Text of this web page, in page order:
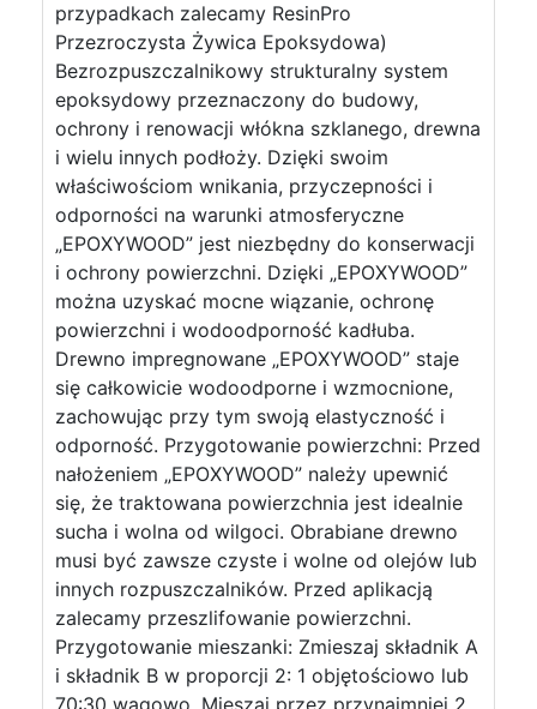
przypadkach zalecamy ResinPro
Przezroczysta Żywica Epoksydowa)
Bezrozpuszczalnikowy strukturalny system
epoksydowy przeznaczony do budowy,
ochrony i renowacji włókna szklanego, drewna
i wielu innych podłoży. Dzięki swoim
właściwościom wnikania, przyczepności i
odporności na warunki atmosferyczne
„EPOXYWOOD” jest niezbędny do konserwacji
i ochrony powierzchni. Dzięki „EPOXYWOOD”
można uzyskać mocne wiązanie, ochronę
powierzchni i wodoodporność kadłuba.
Drewno impregnowane „EPOXYWOOD” staje
się całkowicie wodoodporne i wzmocnione,
zachowując przy tym swoją elastyczność i
odporność. Przygotowanie powierzchni: Przed
nałożeniem „EPOXYWOOD” należy upewnić
się, że traktowana powierzchnia jest idealnie
sucha i wolna od wilgoci. Obrabiane drewno
musi być zawsze czyste i wolne od olejów lub
innych rozpuszczalników. Przed aplikacją
zalecamy przeszlifowanie powierzchni.
Przygotowanie mieszanki: Zmieszaj składnik A
i składnik B w proporcji 2: 1 objętościowo lub
70:30 wagowo. Mieszaj przez przynajmniej 2